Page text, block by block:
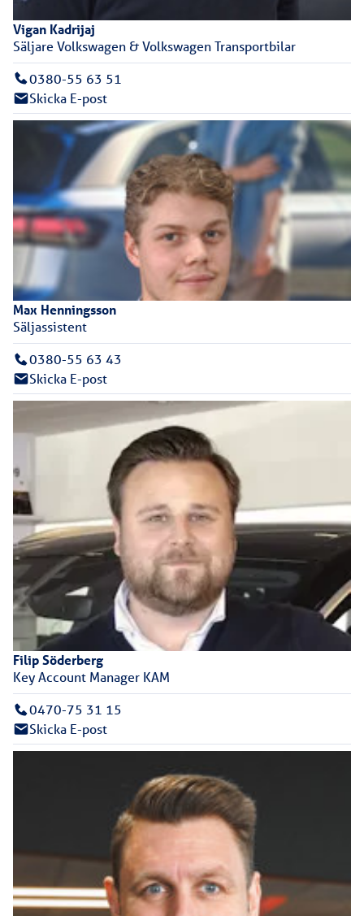
Vigan Kadrijaj
Säljare Volkswagen & Volkswagen Transportbilar
0380-55 63 51
Skicka E-post
Max Henningsson
Säljassistent
0380-55 63 43
Skicka E-post
FilipSöderberg
Key Account Manager KAM
0470-75 31 15
Skicka E-post